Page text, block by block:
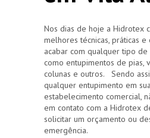
Nos dias de hoje a Hidrotex
melhores técnicas, práticas
acabar com qualquer tipo de
como entupimentos de pias,
colunas e outros. Sendo
qualquer entupimento em
estabelecimento comercial,
em contato com a Hidrotex
solicitar um orçamento ou
emergência.